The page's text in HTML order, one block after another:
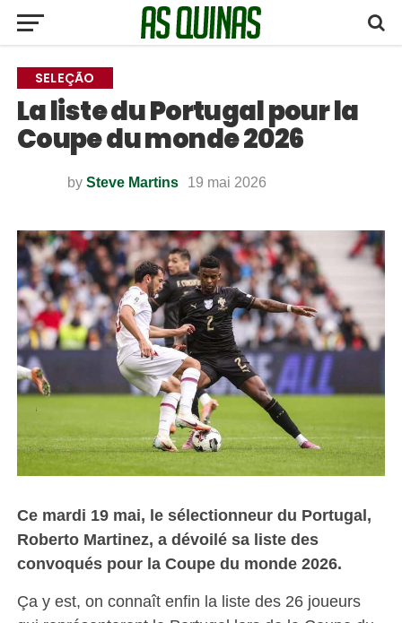
SELEÇÃO
La liste du Portugal pour la
Coupe du monde 2026
by Steve Martins 19 mai 2026
Ce mardi 19 mai, le sélectionneur du Portugal,
Roberto Martinez, a dévoilé sa liste des
convoqués pour la Coupe du monde 2026.
Ça y est, on connaît enfin la liste des 26 joueurs